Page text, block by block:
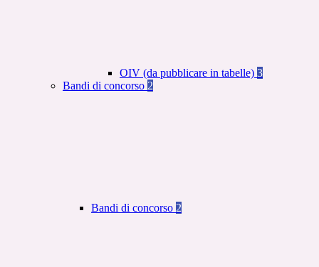
OIV (da pubblicare in tabelle) 3
Bandi di concorso 2
Bandi di concorso 2